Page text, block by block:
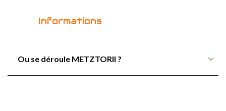
Informations
Ou se déroule METZTORII ?